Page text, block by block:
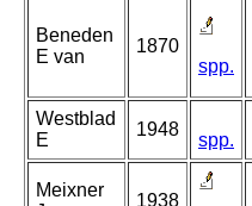
Beneden
E van
1870
spp.
Westblad
E
1948
spp.
Meixner
1938